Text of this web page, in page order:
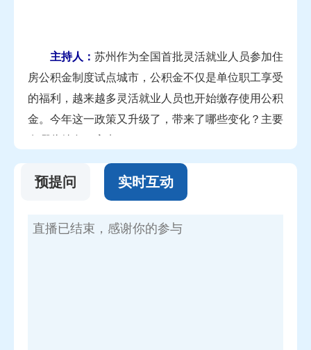
主持人： 苏州作为全国首批灵活就业人员参加住
房公积金制度试点城市，公积金不仅是单位职工享受
的福利，越来越多灵活就业人员也开始缴存使用公积
金。今年这一政策又升级了，带来了哪些变化？主要
何静清：
苏州公积金以灵活就业试点为抓手，推
动住房公积金从单位职工"专享"转为全体劳动者"共
求出发，持续迭代升级试点内容，让政策更接地气、
预提问 实时互动